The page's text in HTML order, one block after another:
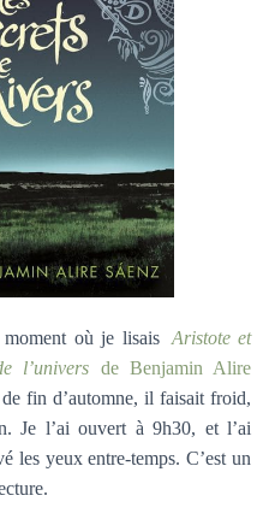
moment où je lisais Aristote et
l’univers de Benjamin Alire
fin d’automne, il faisait froid,
Je l’ai ouvert à 9h30, et l’ai
les yeux entre-temps. C’est un